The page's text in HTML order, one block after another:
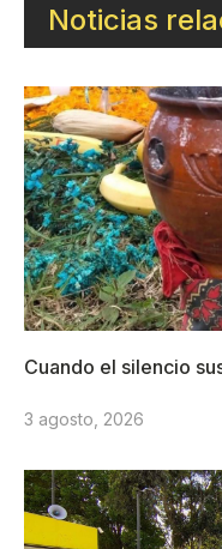
Noticias
Cuando el silencio
3 agosto, 2026